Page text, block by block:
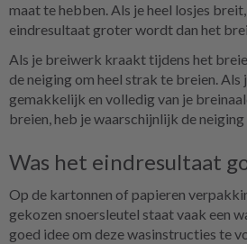
maat te hebben. Als je heel losjes
eindresultaat groter wordt dan het
Als je breiwerk kraakt tijdens het
de neiging om heel strak te breien.
gemakkelijk en volledig van je
breien, heb je waarschijnlijk de
Was het eindresultaat
Op de kartonnen of papieren
gekozen snoersleutel staat vaak een
goed idee om deze wasinstructies te